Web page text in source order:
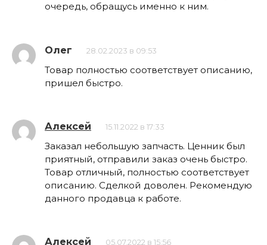
очередь, обращусь именно к ним.
Олег 28.02.2023 в 09:53
Товар полностью соответствует описанию,
пришел быстро.
Алексей 15.11.2022 в 17:33
Заказал небольшую запчасть. Ценник был
приятный, отправили заказ очень быстро.
Товар отличный, полностью соответствует
описанию. Сделкой доволен. Рекомендую
данного продавца к работе.
Алексей 05.07.2022 в 15:56